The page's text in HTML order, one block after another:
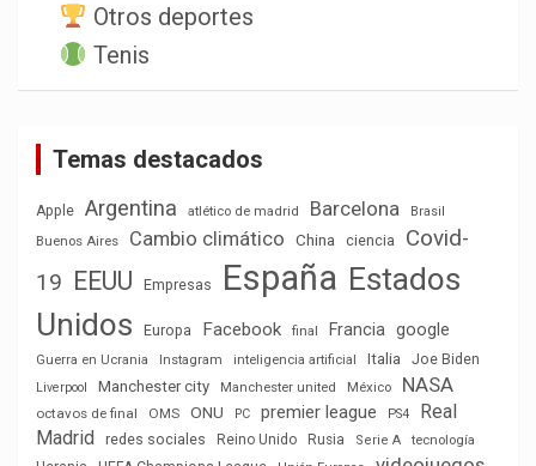
Otros deportes
Tenis
Temas destacados
Apple Argentina atlético de madrid Barcelona
Brasil
Buenos Aires
Cambio climático China ciencia
Covid-
19 EEUU Empresas España Estados
Unidos
Europa Facebook final Francia google
Guerra en Ucrania Instagram inteligencia artificial Italia Joe Biden
Liverpool Manchester city Manchester united México NASA
octavos de final OMS ONU PC premier league PS4
Real
Madrid
redes sociales Reino Unido Rusia Serie A
tecnología